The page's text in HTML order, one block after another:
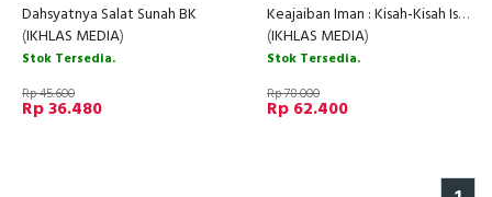
Dahsyatnya Salat Sunah BK
(IKHLAS MEDIA)
Stok Tersedia.
Rp 45.600
Rp 36.480
Keajaiban Iman : Kisah-Kisah Islami Pembangun Motivasi buat BK Si Buah Hati
(IKHLAS MEDIA)
Stok Tersedia.
Rp 78.000
Rp 62.400